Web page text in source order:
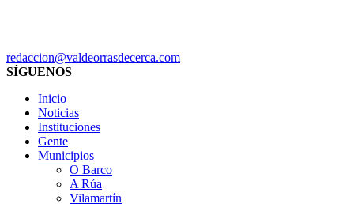
redaccion@valdeorrasdecerca.com
SÍGUENOS
Inicio
Noticias
Instituciones
Gente
Municipios
O Barco
A Rúa
Vilamartín